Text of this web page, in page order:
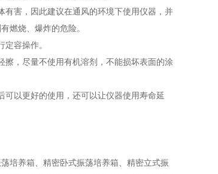
害，因此建议在通风的环境下使用仪器，并
燃烧、爆炸的危险。
容操作。
，尽量不使用有机溶剂，不能损坏表面的涂
以更好的使用，还可以让仪器使用寿命延
培养箱、精密卧式振荡培养箱、精密立式振